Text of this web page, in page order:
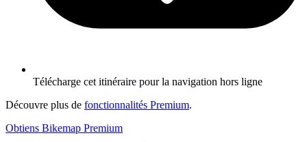
Télécharge cet itinéraire pour la navigation hors ligne
Découvre plus de fonctionnalités Premium.
Obtiens Bikemap Premium